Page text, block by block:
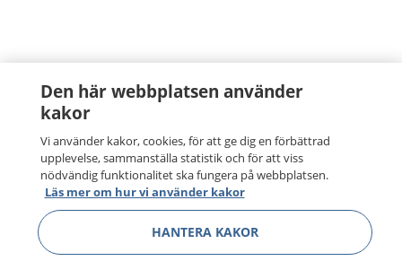
Den här webbplatsen använder
kakor
Vi använder kakor, cookies, för att ge dig en förbättrad
upplevelse, sammanställa statistik och för att viss
nödvändig funktionalitet ska fungera på webbplatsen.
Läs mer om hur vi använder kakor
HANTERA KAKOR